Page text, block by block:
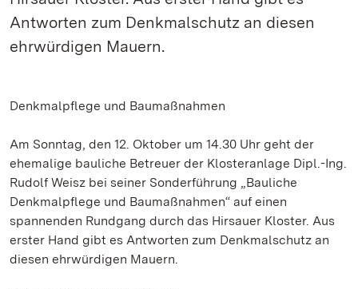
Antworten zum Denkmalschutz an diesen
ehrwürdigen Mauern.
Denkmalpflege und Baumaßnahmen
Am Sonntag, den 12. Oktober um 14.30 Uhr geht der
ehemalige bauliche Betreuer der Klosteranlage Dipl.-Ing.
Rudolf Weisz bei seiner Sonderführung „Bauliche
Denkmalpflege und Baumaßnahmen“ auf einen
spannenden Rundgang durch das Hirsauer Kloster. Aus
erster Hand gibt es Antworten zum Denkmalschutz an
diesen ehrwürdigen Mauern.